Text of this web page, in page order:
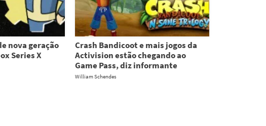
nova geração
Series X
Crash Bandicoot e mais jogos da
Activision estão chegando ao
Game Pass, diz informante
William Schendes